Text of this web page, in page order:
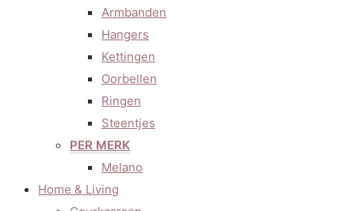
Armbanden
Hangers
Kettingen
Oorbellen
Ringen
Steentjes
PER MERK
Melano
Home & Living